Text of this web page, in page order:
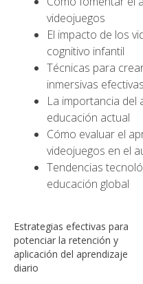
videojuegos
El impacto de los
cognitivo infantil
Técnicas para
inmersivas efectivas
La importancia del
educación actual
Cómo evaluar el
videojuegos en el
Tendencias
educación global
Estrategias efectivas para
potenciar la retención y
aplicación del aprendizaje
diario